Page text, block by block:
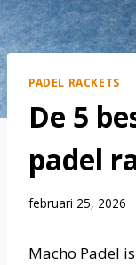
PADEL RACKETS
De 5
padel
februari 25, 2026
Macho Padel